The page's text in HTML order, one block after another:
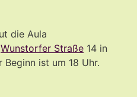
die Aula
Wunstorfer Straße 14 in
Beginn ist um 18 Uhr.